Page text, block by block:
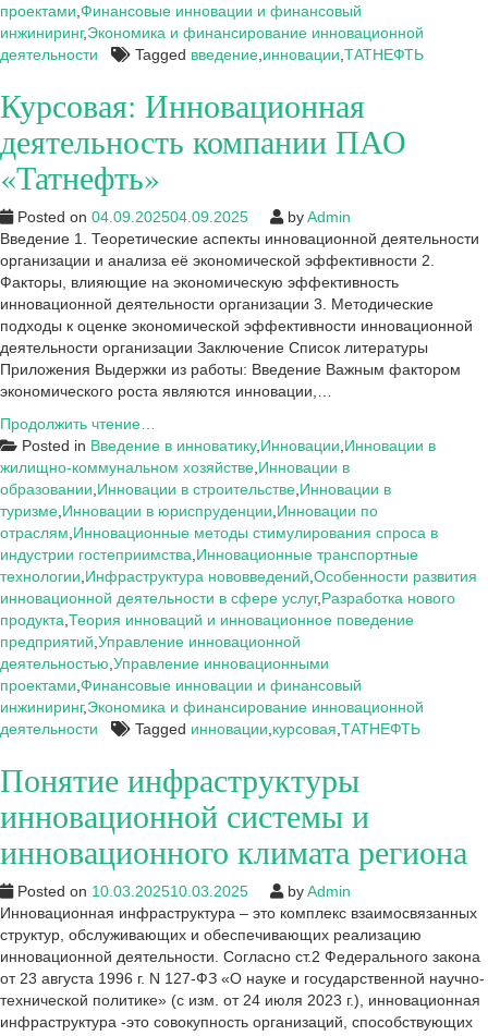
проектами Финансовые инновации и финансовый
инжиниринг,Экономика и финансирование инновационной
деятельности
Tagged введение инновации ТАТНЕФТЬ
Курсовая: Инновационная
деятельность компании ПАО
«Татнефть»
Posted on 04.09.202504.09.2025 byAdmin
Введение 1. Теоретические аспекты инновационной деятельности
организации и анализа её экономической эффективности 2.
Факторы, влияющие на экономическую эффективность
инновационной деятельности организации 3. Методические
подходы к оценке экономической эффективности инновационной
деятельности организации Заключение Список литературы
Приложения Выдержки из работы: Введение Важным фактором
экономического роста являются инновации,…
Продолжить чтение…
Инновационная
деятельность
компании
ПАО
«Татнефть»
Posted in Введение в инноватику, Инновации Инновации в
жилищно-коммунальном хозяйстве Инновации в
образовании Инновации в строительстве Инновации в
туризме Инновации в юриспруденции Инновации по
отраслям Инновационные методы стимулирования спроса в
индустрии гостеприимства Инновационные транспортные
технологии Инфраструктура нововведений Особенности развития
инновационной деятельности в сфере услуг,Разработка нового
продукта Теория инноваций и инновационное поведение
предприятий Управление инновационной
деятельностью Управление инновационными
проектами Финансовые инновации и финансовый
инжиниринг,Экономика и финансирование инновационной
деятельности
Tagged инновации курсовая ТАТНЕФТЬ
Понятие инфраструктуры
инновационной системы и
инновационного климата региона
Posted on 10.03.202510.03.2025 byAdmin
Инновационная инфраструктура – это комплекс взаимосвязанных
структур, обслуживающих и обеспечивающих реализацию
инновационной деятельности. Согласно ст.2 Федерального закона
от 23 августа 1996 г. N 127-ФЗ «О науке и государственной научно-
технической политике» (с изм. от 24 июля 2023 г.), инновационная
инфраструктура -это совокупность организаций, способствующих